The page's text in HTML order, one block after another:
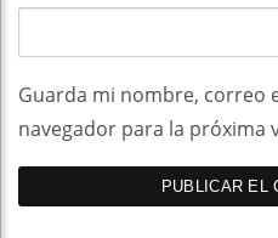
Guarda mi nombre, correo
navegador para la próxima